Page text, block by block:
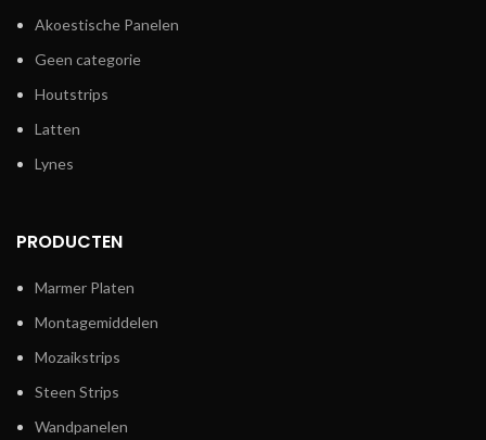
Akoestische Panelen
Geen categorie
Houtstrips
Latten
Lynes
PRODUCTEN
Marmer Platen
Montagemiddelen
Mozaikstrips
Steen Strips
Wandpanelen